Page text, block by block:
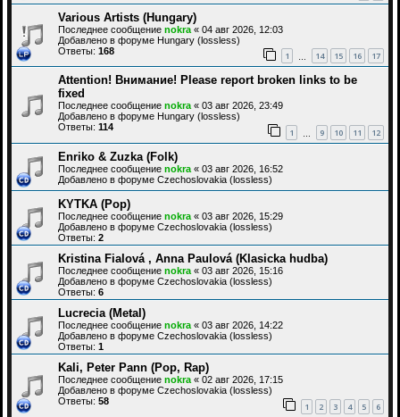
Various Artists (Hungary)
Последнее сообщение nokra « 04 авг 2026, 12:03
Добавлено в форуме Hungary (lossless)
Ответы: 168 1 14 15 16 17
Attention! Внимание! Please report broken links to be
fixed
Последнее сообщение nokra« 03 авг 2026, 23:49
Добавлено в форуме Hungary (lossless)
Ответы: 114 1 9 10 11 12
Enriko & Zuzka (Folk)
Последнее сообщение nokra « 03 авг 2026, 16:52
Добавлено в форуме Czechoslovakia (lossless)
KYTKA (Pop)
Последнее сообщение nokra « 03 авг 2026, 15:29
Добавлено в форуме Czechoslovakia (lossless)
Ответы: 2
Kristina Fialová , Anna Paulová (Klasicka hudba)
Последнее сообщение nokra « 03 авг 2026, 15:16
Добавлено в форуме Czechoslovakia (lossless)
Ответы: 6
Lucrecia (Metal)
Последнее сообщение nokra « 03 авг 2026, 14:22
Добавлено в форуме Czechoslovakia (lossless)
Ответы: 1
Kali, Peter Pann (Pop, Rap)
Последнее сообщение nokra « 02 авг 2026, 17:15
Добавлено в форуме Czechoslovakia (lossless)
Ответы: 58 1 2 3 4 5 6